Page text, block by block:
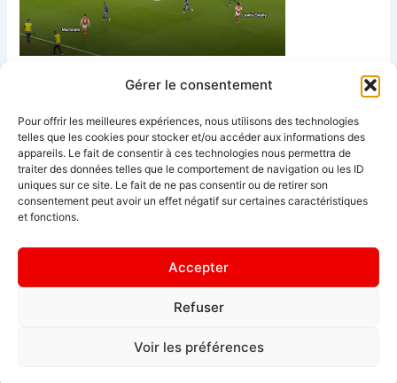
Gérer le consentement
Pour offrir les meilleures expériences, nous utilisons des technologies
telles que les cookies pour stocker et/ou accéder aux informations des
appareils. Le fait de consentir à ces technologies nous permettra de
traiter des données telles que le comportement de navigation ou les ID
uniques sur ce site. Le fait de ne pas consentir ou de retirer son
consentement peut avoir un effet négatif sur certaines caractéristiques
et fonctions.
Accepter
Refuser
Voir les préférences
Pour toute demande d'informations, n'hésitez pas à nous